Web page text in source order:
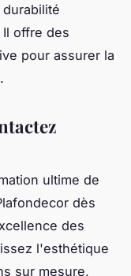
offre des
pour assurer la
ultime de
dès
des
l'esthétique
sur mesure,